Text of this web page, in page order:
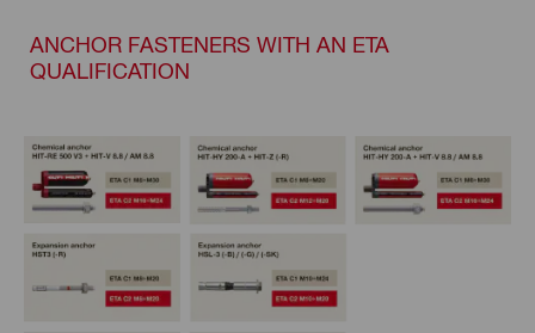
ANCHOR FASTENERS WITH AN ETA
QUALIFICATION